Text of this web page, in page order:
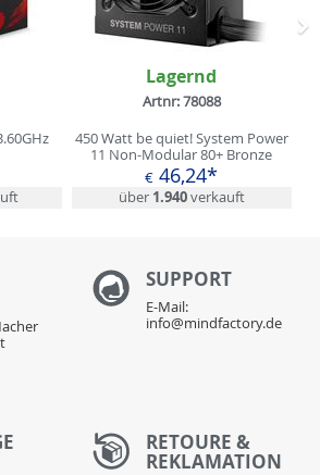
Lagernd
Artnr: 78088
450 Watt be quiet! System Power
11 Non-Modular 80+ Bronze
€ 46,24*
über 1.940verkauft
SUPPORT
E-Mail:
info@mindfactory.de
RETOURE &
REKLAMATION